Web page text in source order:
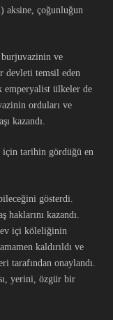
aksine, çoğunluğun
burjuvazinin ve
devleti temsil eden
emperyalist ülkeler de
orduları ve
kazandı.
için tarihin gördüğü en
gösterdi.
haklarını kazandı.
ev içi köleliğinin
kaldırıldı ve
tarafından onaylandı.
yerini, özgür bir